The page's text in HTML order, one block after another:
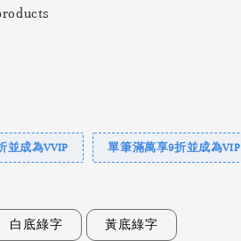
並成為VVIP 單筆滿萬享9折並成為VIP
白底綠字 黃底綠字